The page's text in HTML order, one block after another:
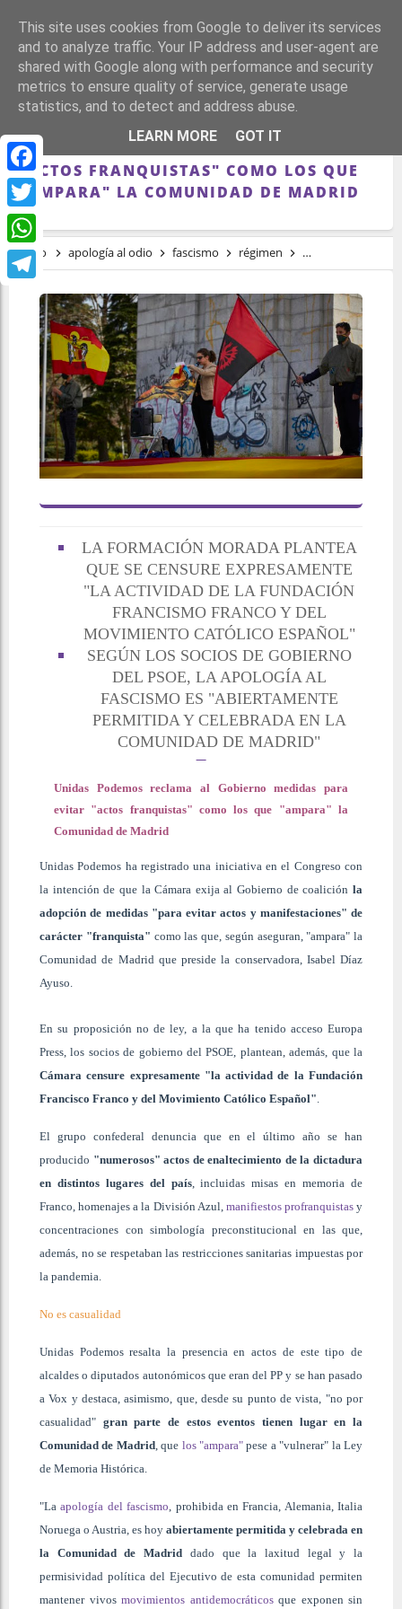
Facebook
Twitter
WhatsApp
Telegram
UNIDAS PODEMOS RECLAMA AL
GOBIERNO MEDIDAS PARA EVITAR
"ACTOS FRANQUISTAS" COMO LOS QUE
"AMPARA" LA COMUNIDAD DE MADRID
Inicio apología al odio fascismo régimen tardofranquismo
LA FORMACIÓN MORADA PLANTEA
QUE SE CENSURE EXPRESAMENTE
"LA ACTIVIDAD DE LA FUNDACIÓN
FRANCISMO FRANCO Y DEL
MOVIMIENTO CATÓLICO ESPAÑOL"
SEGÚN LOS SOCIOS DE GOBIERNO
DEL PSOE, LA APOLOGÍA AL
FASCISMO ES "ABIERTAMENTE
PERMITIDA Y CELEBRADA EN LA
COMUNIDAD DE MADRID"
Unidas Podemos reclama al Gobierno medidas para
evitar "actos franquistas" como los que "ampara" la
Comunidad de Madrid
Unidas Podemos ha registrado una iniciativa en el Congreso con
la intención de que la Cámara exija al Gobierno de coalición la
adopción de medidas "para evitar actos y manifestaciones" de
carácter "franquista" como las que, según aseguran, "ampara" la
Comunidad de Madrid que preside la conservadora, Isabel Díaz
Ayuso.
En su proposición no de ley, a la que ha tenido acceso Europa
Press, los socios de gobierno del PSOE, plantean, además, que la
Cámara censure expresamente "la actividad de la Fundación
Francisco Franco y del Movimiento Católico Español"
El grupo confederal denuncia que en el último año se han
producido "numerosos" actos de enaltecimiento de la dictadura
en distintos lugares del país, incluidas misas en memoria de
Franco, homenajes a la División Azul, manifiestos profranquistasy
concentraciones con simbología preconstitucional en las que,
además, no se respetaban las restricciones sanitarias impuestas por
la pandemia.
No es casualidad
Unidas Podemos resalta la presencia en actos de este tipo de
alcaldes o diputados autonómicos que eran del PP y se han pasado
a Vox y destaca, asimismo, que, desde su punto de vista, "no por
casualidad" gran parte de estos eventos tienen lugar en la
Comunidad de Madrid, que los "ampara" pese a "vulnerar" la Ley
de Memoria Histórica.
"Laapología del fascismo , prohibida en Francia, Alemania, Italia
Noruega o Austria, es hoy abiertamente permitida y celebrada en
la Comunidad de Madrid dado que la laxitud legal y la
permisividad política del Ejecutivo de esta comunidad permiten
mantener vivos movimientos antidemocráticosque exponen sin
This site uses cookies from Google to deliver its services
and to analyze traffic. Your IP address and user-agent are
shared with Google along with performance and security
metrics to ensure quality of service, generate usage
statistics, and to detect and address abuse.
LEARN MORE
GOT IT